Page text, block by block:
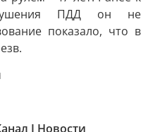
ПДД он не
показало, что в
I Новости